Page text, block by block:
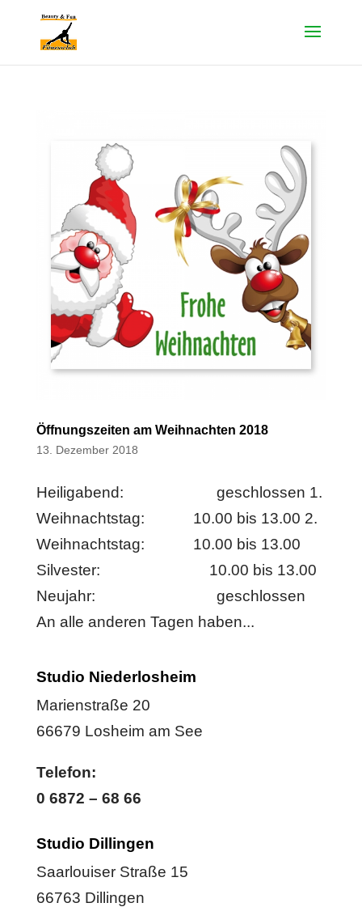
Öffnungszeiten am Weihnachten 2018
13. Dezember 2018
Heiligabend: geschlossen 1.
Weihnachtstag: 10.00 bis 13.00 2.
Weihnachtstag: 10.00 bis 13.00
Silvester: 10.00 bis 13.00
Neujahr: geschlossen
An alle anderen Tagen haben...
Studio Niederlosheim
Marienstraße 20
66679 Losheim am See
Telefon:
0 6872 – 68 66
Studio Dillingen
Saarlouiser Straße 15
66763 Dillingen